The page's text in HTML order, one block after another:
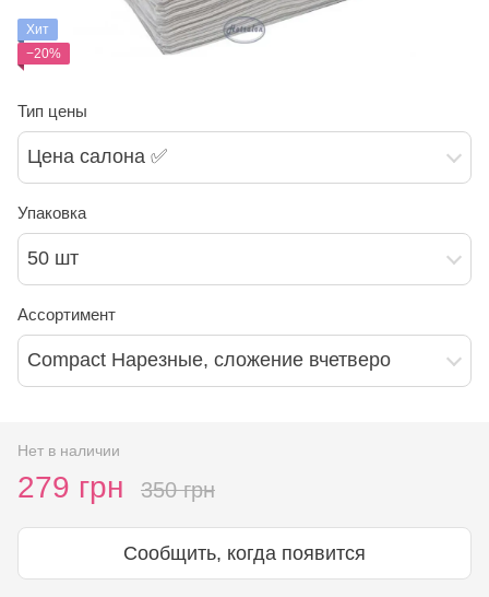
Хит
−20%
Тип цены
Цена салона ✅
Упаковка
50 шт
Ассортимент
Compact Нарезные, сложение вчетверо
Нет в наличии
279 грн 350 грн
Сообщить, когда появится